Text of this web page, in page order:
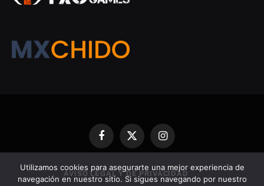
FacebookX
(Twitter)
Instagram
AVISO LEGAL Y DE PRIVACIDAD
Utilizamos cookies para asegurarte una mejor experiencia de
navegación en nuestro sitio. Si sigues navegando por nuestro